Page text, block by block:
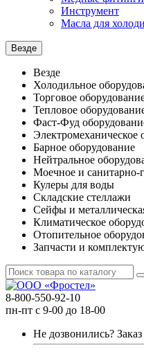
Инструмент
Масла для
Везде
Везде
Холодильное
Торговое
Тепловое
Фаст-Фуд
Электромеханическое
Барное оборудование
Нейтральное
Моечное и санитарно-
Кулеры для воды
Складские стеллажи
Сейфы и
Климатическое
Отопительное
Запчасти и
8-800-550-92-10
пн-пт с 9-00 до 18-00
Не дозвонились?